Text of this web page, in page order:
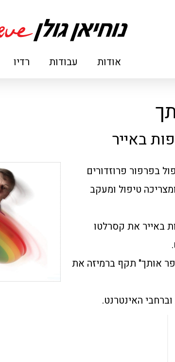
אודות עבודות רדיו
באייר
בפרפור פרוזדורים
טיפול ומעקב
באייר את קסרלטו
אותך" תקף ברמיזה את
האינטרנט.